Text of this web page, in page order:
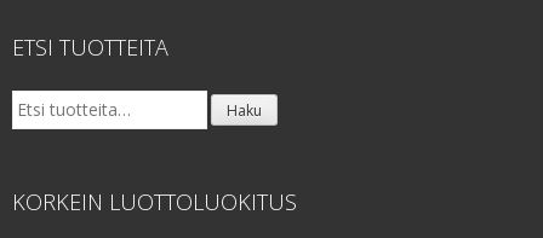
ETSI TUOTTEITA
Etsi: Haku
KORKEIN LUOTTOLUOKITUS